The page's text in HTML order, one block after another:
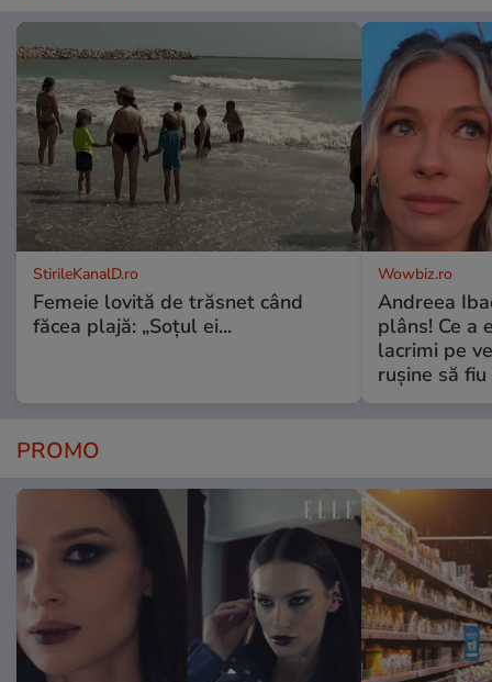
StirileKanalD.ro
Femeie lovită de trăsnet când
făcea plajă: „Soțul ei...
Wowbiz.ro
Andreea
plâns! Ce a
lacrimi pe
rușine să
PROMO